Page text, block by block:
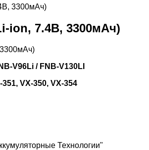
3300мАч)
ion, 7.4В, 3300мАч)
V96Li / FNB-V130LI
VX-350, VX-354
Технологии"